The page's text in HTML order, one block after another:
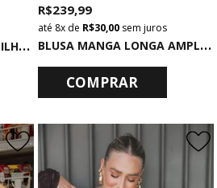
R
EGATA CANELADA COM ILHOSES OFF WHITE ROCK B
LUSA MANGA LONGA AMPLA PRETA GLOWGETTER
R$ 239,99
8xde R$ 30,00sem juros
COMPRAR